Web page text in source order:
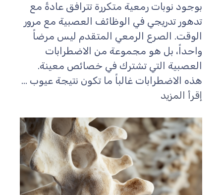
بوجود نوبات رمعية متكررة تترافق عادةً مع
تدهور تدريجي في الوظائف العصبية مع مرور
الوقت. الصرع الرمعي المتقدم ليس مرضاً
واحداً، بل هو مجموعة من الاضطرابات
العصبية التي تشترك في خصائص معينة.
هذه الاضطرابات غالباً ما تكون نتيجة عيوب ...
إقرأ المزيد